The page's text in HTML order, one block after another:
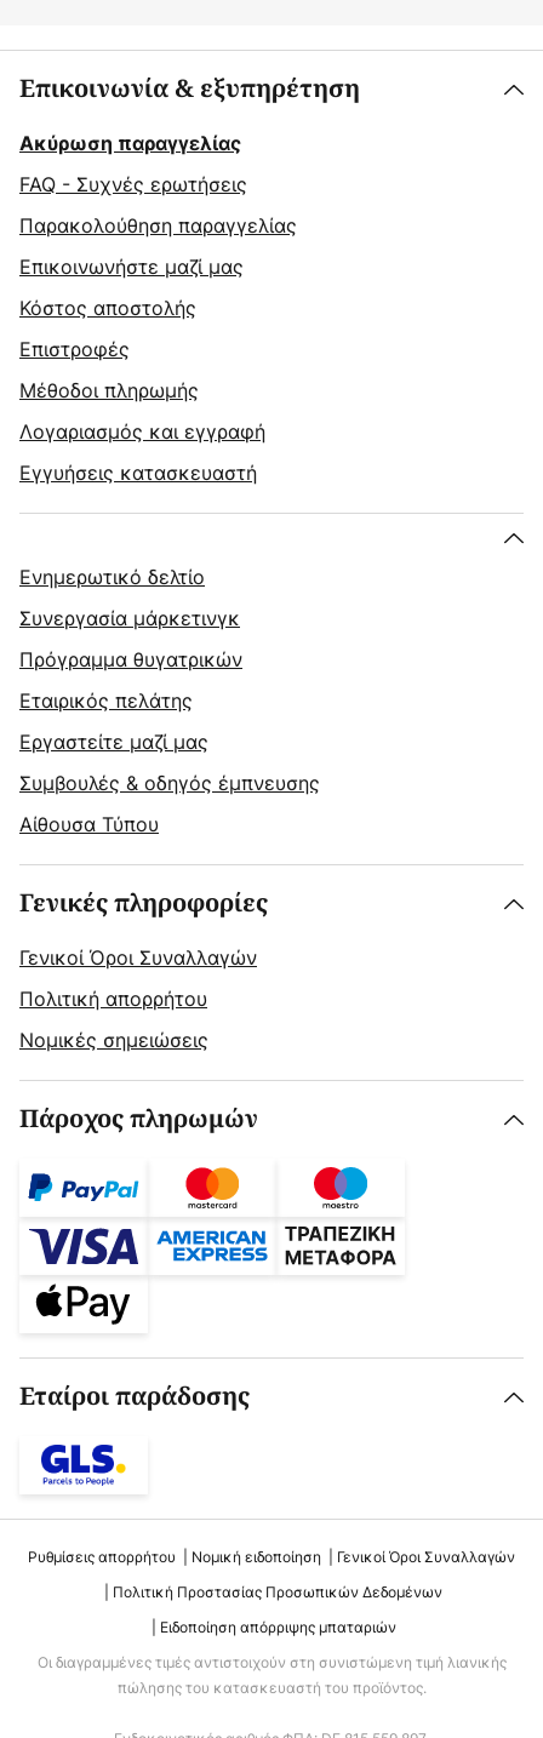
Επικοινωνία & εξυπηρέτηση
Ακύρωση παραγγελίας
FAQ - Συχνές ερωτήσεις
Παρακολούθηση παραγγελίας
Επικοινωνήστε μαζί μας
Κόστος αποστολής
Επιστροφές
Μέθοδοι πληρωμής
Λογαριασμός και εγγραφή
Εγγυήσεις κατασκευαστή
Ενημερωτικό δελτίο
Συνεργασία μάρκετινγκ
Πρόγραμμα θυγατρικών
Εταιρικός πελάτης
Εργαστείτε μαζί μας
Συμβουλές & οδηγός έμπνευσης
Αίθουσα Τύπου
Γενικές πληροφορίες
Γενικοί Όροι Συναλλαγών
Πολιτική απορρήτου
Νομικές σημειώσεις
Πάροχος πληρωμών
Εταίροι παράδοσης
Ρυθμίσεις απορρήτου Νομική ειδοποίηση
Γενικοί Όροι Συναλλαγών
Πολιτική Προστασίας Προσωπικών Δεδομένων
Ειδοποίηση απόρριψης μπαταριών
Οι διαγραμμένες τιμές αντιστοιχούν στη συνιστώμενη τιμή λιανικής
πώλησης του κατασκευαστή του προϊόντος.